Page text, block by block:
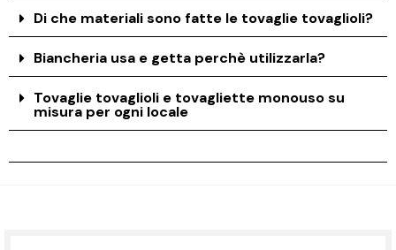
Di che materiali sono fatte le tovaglie tovaglioli?
Biancheria usa e getta perchè utilizzarla?
Tovaglie tovaglioli e tovagliette monouso su
misura per ogni locale